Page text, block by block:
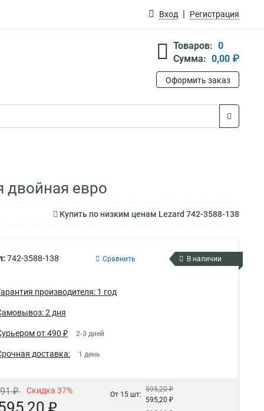
Вход Регистрация
Товаров: 0
Сумма: 0,00 ₽
Оформить заказ
двойная евро
Купить по низким ценам Lezard 742-3588-138
742-3588-138 Сравнить В наличии
производителя: 1 год
2 дня
от 490 ₽ 2-3 дней
доставка: 1 день
₽ Скидка 37%
₽
От 15 шт:
595,20 ₽
595,20 ₽